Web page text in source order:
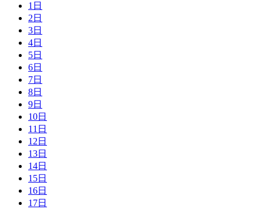
1日
2日
3日
4日
5日
6日
7日
8日
9日
10日
11日
12日
13日
14日
15日
16日
17日